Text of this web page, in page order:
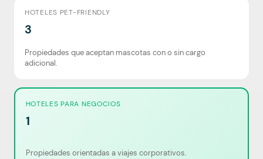
HOTELES PET-FRIENDLY
3
Propiedades que aceptan mascotas con o sin cargo
adicional.
HOTELES PARA NEGOCIOS
1
Propiedades orientadas a viajes corporativos.